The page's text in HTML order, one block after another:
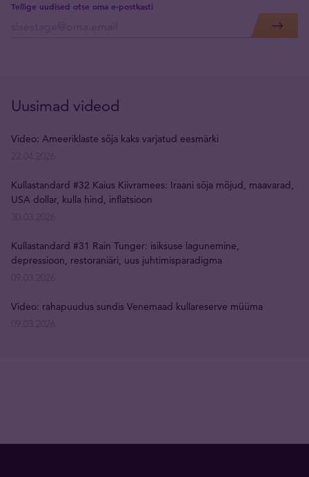
Tellige uudised otse oma e-postkasti
Uusimad videod
Video: Ameeriklaste sõja kaks varjatud eesmärki
Kullastandard #32 Kaius Kiivramees: Iraani sõja mõjud, maavarad,
USA dollar, kulla hind, inflatsioon
Kullastandard #31 Rain Tunger: isiksuse lagunemine,
depressioon, restoraniäri, uus juhtimisparadigma
Video: rahapuudus sundis Venemaad kullareserve müüma